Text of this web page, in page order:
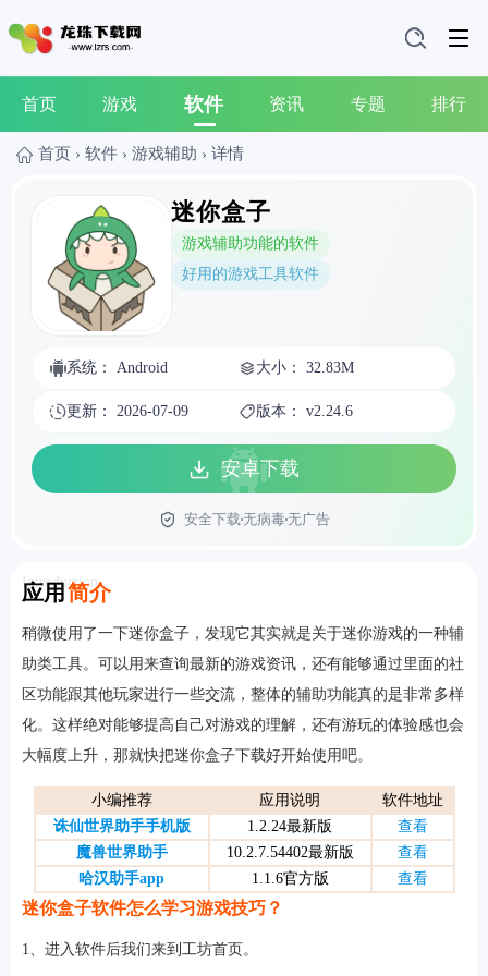
首页 游戏 软件 资讯 专题 排行
首页 › 软件 › 游戏辅助 › 详情
迷你盒子
游戏辅助功能的软件
好用的游戏工具软件
系统： Android 大小： 32.83M
更新： 2026-07-09 版本： v2.24.6
安卓下载
安全下载无病毒无广告
应用 简介
Introduction
稍微使用了一下迷你盒子，发现它其实就是关于迷你游戏的一种辅
助类工具。可以用来查询最新的游戏资讯，还有能够通过里面的社
区功能跟其他玩家进行一些交流，整体的辅助功能真的是非常多样
化。这样绝对能够提高自己对游戏的理解，还有游玩的体验感也会
大幅度上升，那就快把迷你盒子下载好开始使用吧。
小编推荐 应用说明
软件地址
诛仙世界助手手机版
1.2.24最新版
查看
魔兽世界助手
10.2.7.54402最新版
查看
哈汉助手app
1.1.6官方版 查看
迷你盒子软件怎么学习游戏技巧？
1、进入软件后我们来到工坊首页。